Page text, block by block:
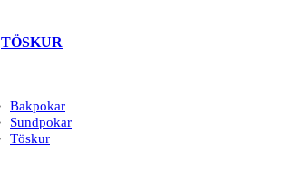
TÖSKUR
Bakpokar
Sundpokar
Töskur